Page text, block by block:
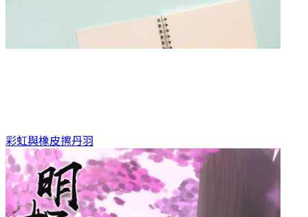
彩虹與橡皮擦丹羽